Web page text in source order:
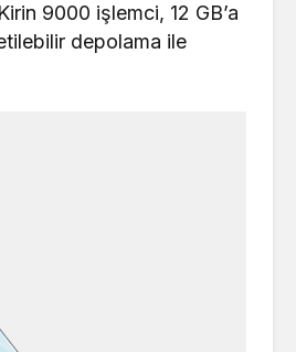
9000 işlemci, 12 GB’a
depolama ile